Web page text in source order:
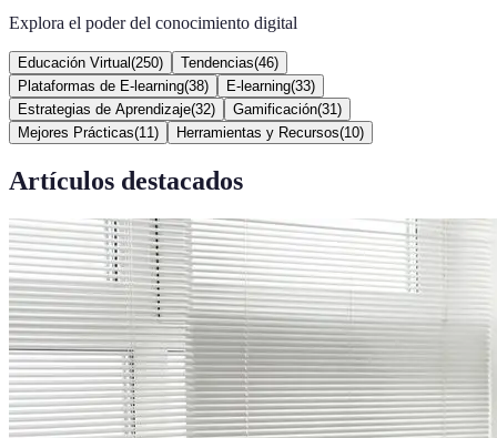
Explora el poder del conocimiento digital
Educación Virtual (250) Tendencias(46)
Plataformas de E-learning(38) E-learning(33)
Estrategias de Aprendizaje(32) Gamificación(31 )
Mejores Prácticas(11 ) Herramientas y Recursos(10)
Artículos destacados